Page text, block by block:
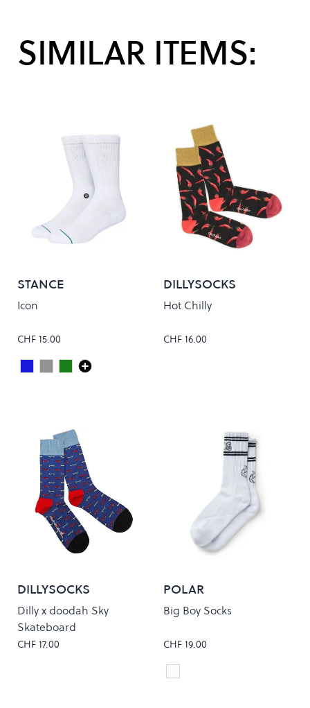
SIMILAR ITEMS:
STANCE
Icon
CHF 15.00
Colour
Dark Royal
Grey Heather
Pine
DILLYSOCKS
Hot Chilly
CHF 16.00
DILLYSOCKS
Dilly x doodah Sky
Skateboard
CHF 17.00
POLAR
Big Boy Socks
CHF 19.00
Colour
White/Black/Grey